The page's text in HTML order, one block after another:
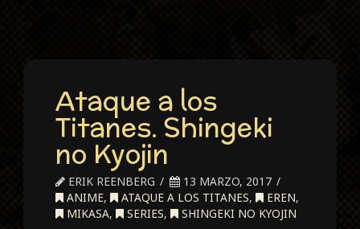
Ataque a los
Titanes. Shingeki
no Kyojin
ERIK REENBERG
13 MARZO, 2017
ANIME, ATAQUE A LOS TITANES, EREN,
MIKASA, SERIES, SHINGEKI NO KYOJIN